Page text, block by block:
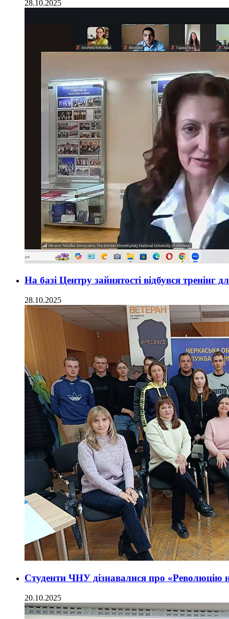
28.10.2025
На базі Центру зайнятості відбувся
28.10.2025
Студенти ЧНУ дізнавалися про «Революцію
20.10.2025